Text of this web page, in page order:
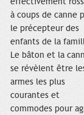
à coups de canne
le précepteur des
enfants de la
Le bâton et la
se révèlent être
armes les plus
courantes et
commodes pour